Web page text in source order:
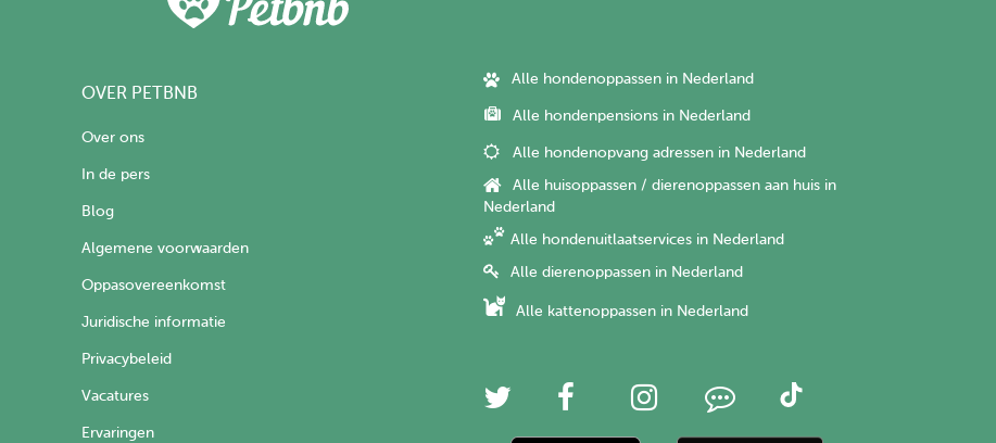
OVER PETBNB
Over ons
In de pers
Blog
Algemene voorwaarden
Oppasovereenkomst
Juridische informatie
Privacybeleid
Vacatures
Ervaringen
Alle hondenoppassen in Nederland
Alle hondenpensions in Nederland
Alle hondenopvang adressen in Nederland
Alle huisoppassen / dierenoppassen aan huis in
Nederland
Alle hondenuitlaatservices in Nederland
Alle dierenoppassen in Nederland
Alle kattenoppassen in Nederland